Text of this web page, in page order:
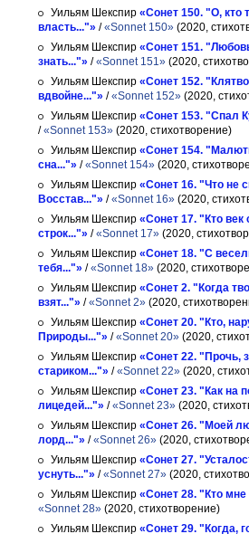
Уильям Шекспир «Сонет 150. "О, кто
власть..."» /«Sonnet 150» (2020,
Уильям Шекспир «Сонет 151.
знать..."» /«Sonnet 151» (2020,
Уильям Шекспир «Сонет 152.
вдвойне..."» /«Sonnet 152» (2020,
Уильям Шекспир «Сонет 153. "Спал
/«Sonnet 153» (2020, стихотворение)
Уильям Шекспир «Сонет 154.
сна..."» /«Sonnet 154» (2020,
Уильям Шекспир «Сонет 16. "Что не
Восстав..."» /«Sonnet 16» (2020,
Уильям Шекспир «Сонет 17. "Кто век
строк..."» /«Sonnet 17» (2020,
Уильям Шекспир «Сонет 18. "С
тебя..."» /«Sonnet 18» (2020,
Уильям Шекспир «Сонет 2. "Когда
взят..."» /«Sonnet 2» (2020,
Уильям Шекспир «Сонет 20. "Кто,
Природы..."» /«Sonnet 20» (2020,
Уильям Шекспир «Сонет 22. "Прочь,
стариком..."» /«Sonnet 22» (2020,
Уильям Шекспир «Сонет 23. "Как на
лицедей..."» /«Sonnet 23» (2020,
Уильям Шекспир «Сонет 26. "Моей
лорд..."» /«Sonnet 26» (2020,
Уильям Шекспир «Сонет 27.
уснуть..."» /«Sonnet 27» (2020,
Уильям Шекспир «Сонет 28. "Кто
«Sonnet 28» (2020, стихотворение)
Уильям Шекспир «Сонет 29. "Когда,